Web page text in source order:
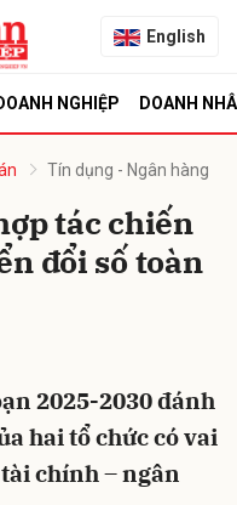
English
NGHIỆP DOANH
Tín dụng - Ngân hàng
tác chiến
đổi số toàn
2025-2030 đánh
hai tổ chức có vai
chính – ngân
Hủy